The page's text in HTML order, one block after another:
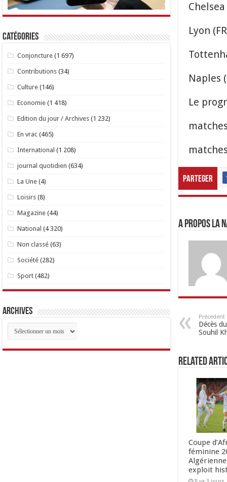
Lyon
Naples
Le
Parteger
A propos LA
Précédent
Décès
Souhil
Related
Coupe
féminine
exploit
Catégories
Conjoncture (1 697)
Contributions (34)
Culture (146)
Economie (1 418)
Edition du jour / Archives (1 232)
En vrac (465)
International (1 208)
journal quotidien (634)
La Une (4)
Loisirs (8)
Magazine (44)
National (4 320)
Non classé (63)
Société (282)
Sport (482)
Archives
Archives